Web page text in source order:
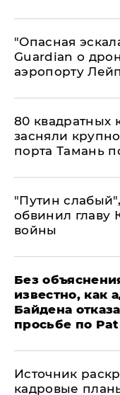
"Опасная
Guardian о
аэропорту
80 квадратных
засняли
порта Тамань
​"Путин
обвинил главу
войны
Без
известно, как
Байдена
просьбе по
​Источник
кадровые